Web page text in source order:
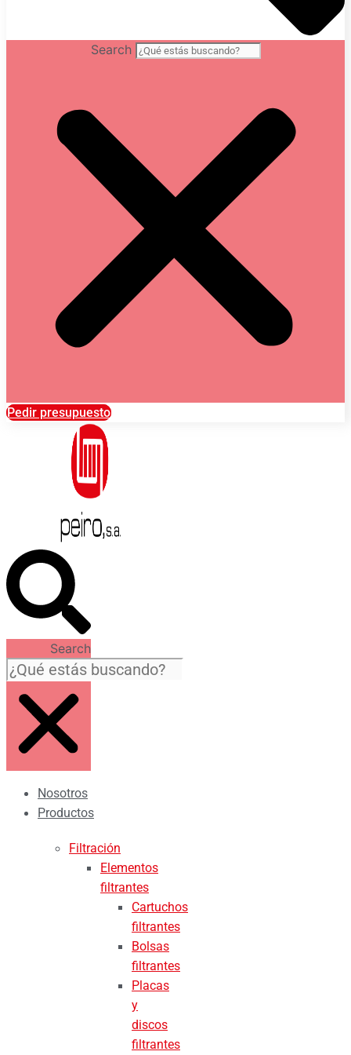
Search
Pedir presupuesto
Search
Nosotros
Productos
Filtración
Elementos
filtrantes
Cartuchos
filtrantes
Bolsas
filtrantes
Placas
y
discos
filtrantes